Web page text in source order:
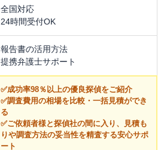
全国対応
24時間受付OK
報告書の活用方法
提携弁護士サポート
✅成功率98％以上の優良探偵をご紹介
✅調査費用の相場を比較・一括見積ができ
る
✅ご依頼者様と探偵社の間に入り、見積も
りや調査方法の妥当性を精査する安心サポ
ート